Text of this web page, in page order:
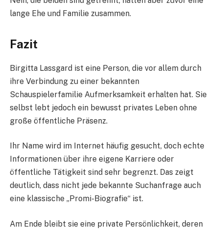
lange Ehe und Familie zusammen.
Fazit
Birgitta Lassgard ist eine Person, die vor allem durch
ihre Verbindung zu einer bekannten
Schauspielerfamilie Aufmerksamkeit erhalten hat. Sie
selbst lebt jedoch ein bewusst privates Leben ohne
große öffentliche Präsenz.
Ihr Name wird im Internet häufig gesucht, doch echte
Informationen über ihre eigene Karriere oder
öffentliche Tätigkeit sind sehr begrenzt. Das zeigt
deutlich, dass nicht jede bekannte Suchanfrage auch
eine klassische „Promi-Biografie“ ist.
Am Ende bleibt sie eine private Persönlichkeit, deren